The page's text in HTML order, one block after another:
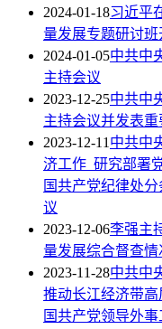
2024-01-18习近平
量发展专题研讨
2024-01-05中共中
主持会议
2023-12-25中共中
主持会议并发表重
2023-12-11中共中
济工作 研究部署
国共产党纪律处
议
2023-12-06李强主
量发展综合督查
2023-11-28中共中
推动长江经济带
国共产党领导外